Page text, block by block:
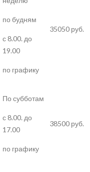
по будням
с 8.00. до
19.00
по графику
35050 руб.
По субботам
с 8.00. до
17.00
по графику
38500 руб.